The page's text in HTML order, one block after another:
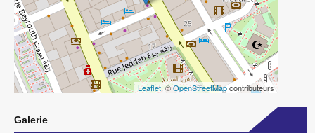
Leaflet, ©OpenStreetMapcontributeurs
Galerie